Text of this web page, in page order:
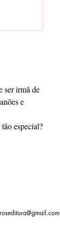
ser irmã de
e
especial?